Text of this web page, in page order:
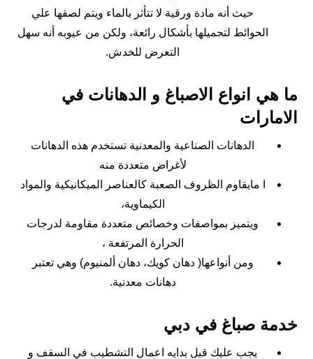
حيث أنه مادة ورقية لا تتأثر بالماء ويتم لصقها علي
الحوائط لتجميلها بأشكال رائعة، ولكن من عيوبه أنه سهل
التعرض للخدش.
ما هي انواع الاصباغ و الدهانات في
الامارات
الدهانات الصناعية والمعدنية تستخدم هذه الدهانات
لأغراض متعددة منه
ا مايقاوم الظروف الصعبة كالعناصر الميكانيكية والمواد
الكيماوية،
ويتميز بمواصفات وخصائص متعددة مقاومة لدرجات
الحرارة المرتفعة ،
ومن أنواعها( دهان كويك، دهان ألمنيوم) وهي تعتبر
دهانات معدنية.
خدمة صباغ في دبي
يجب عليك قبل بدايه اعمال التشطيب في السقف و